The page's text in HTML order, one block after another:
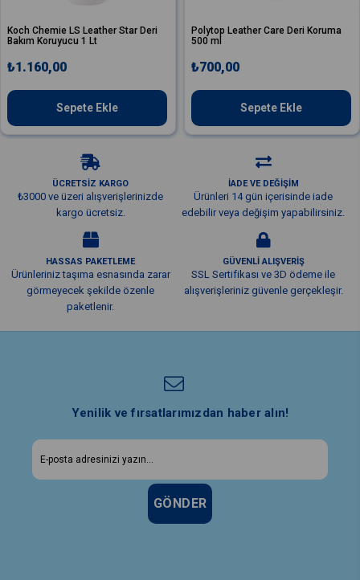
Uygulama: Bakım ve Koruma
Uygulama Alanı: Araba, Direksiyon
LS Leather Star Deri
1 Lt
Ekle
Polytop Leather Care Deri Koruma
Sepete Ekle
Valet
ÜCRETSİZ KARGO
₺3000 ve üzeri alışverişlerinizde
kargo ücretsiz.
İADE VE DEĞİŞİM
Ürünleri 14 gün içerisinde iade
edebilir veya değişim yapabilirsiniz.
HASSAS PAKETLEME
Ürünleriniz taşıma esnasında zarar
görmeyecek şekilde özenle
paketlenir.
GÜVENLİ ALIŞVERİŞ
SSL Sertifikası ve 3D ödeme ile
alışverişleriniz güvenle gerçekleşir.
Yenilik ve fırsatlarımızdan haber alın!
GÖNDER